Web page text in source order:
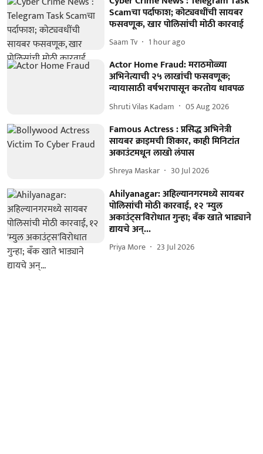
Scamचा पर्दाफाश; कोट्यवधींची सायबर
फसवणूक, खार पोलिसांची मोठी कारवाई
Saam Tv 1 hour ago
Actor Home Fraud: मराठमोळ्या
अभिनेत्याची २५ लाखांची फसवणूक;
न्यायासाठी वर्षभरापासून करतोय धावपळ
Shruti Vilas Kadam 05 Aug 2026
Famous Actress : प्रसिद्ध अभिनेत्री
सायबर क्राइमची शिकार, काही मिनिटांत
अकाउंटमधून लाखो लंपास
Shreya Maskar 30 Jul 2026
Ahilyanagar: अहिल्यानगरमध्ये सायबर
पोलिसांची मोठी कारवाई, १२ 'म्युल
अकाउंट्स'विरोधात गुन्हा; बँक खाते भाड्याने
द्यायचे अन्...
Priya More 23 Jul 2026